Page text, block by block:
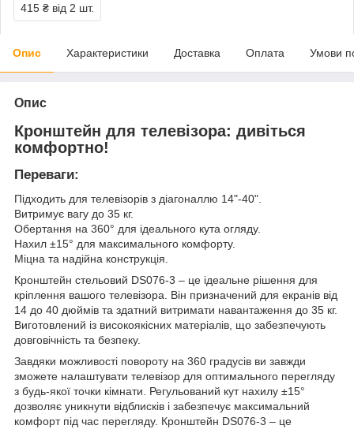
415 ₴ від 2 шт.
Опис Характеристики Доставка Оплата Умови
Опис
Кронштейн для телевізора: дивіться
комфортно!
Переваги:
Підходить для телевізорів з діагоналлю 14"-40".
Витримує вагу до 35 кг.
Обертання на 360° для ідеального кута огляду.
Нахил ±15° для максимального комфорту.
Міцна та надійна конструкція.
Кронштейн стельовий DS076-3 – це ідеальне рішення для
кріплення вашого телевізора. Він призначений для екранів від
14 до 40 дюймів та здатний витримати навантаження до 35 кг.
Виготовлений із високоякісних матеріалів, що забезпечують
довговічність та безпеку.
Завдяки можливості повороту на 360 градусів ви завжди
зможете налаштувати телевізор для оптимального перегляду
з будь-якої точки кімнати. Регульований кут нахилу ±15°
дозволяє уникнути відблисків і забезпечує максимальний
комфорт під час перегляду. Кронштейн DS076-3 – це